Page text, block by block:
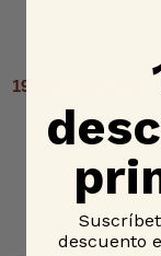
19,95 € - 107,70 €
descuento